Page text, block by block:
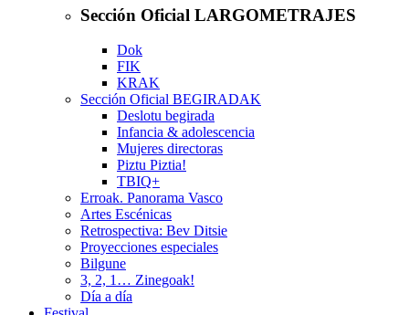
Sección Oficial LARGOMETRAJES
Dok
FIK
KRAK
Sección Oficial BEGIRADAK
Deslotu begirada
Infancia & adolescencia
Mujeres directoras
Piztu Piztia!
TBIQ+
Erroak. Panorama Vasco
Artes Escénicas
Retrospectiva: Bev Ditsie
Proyecciones especiales
Bilgune
3, 2, 1… Zinegoak!
Día a día